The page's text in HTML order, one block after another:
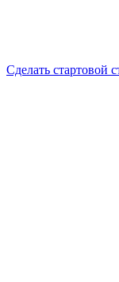
Сделать стартовой